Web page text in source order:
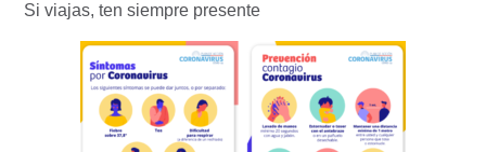
Si viajas, ten siempre presente